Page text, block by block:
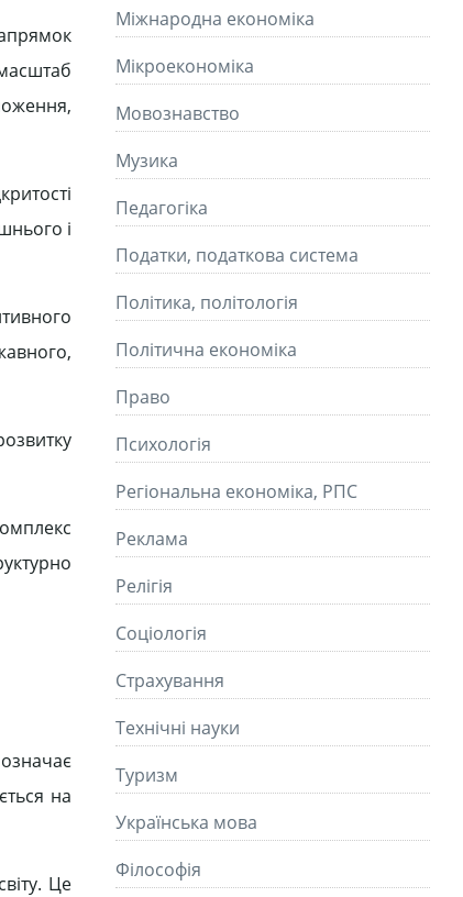
і
на
Це
Міжнародна економіка
Мікроекономіка
Мовознавство
Музика
Педагогіка
Податки, податкова система
Політика, політологія
Політична економіка
Право
Психологія
Регіональна економіка, РПС
Реклама
Релігія
Соціологія
Страхування
Технічні науки
Туризм
Українська мова
Філософія